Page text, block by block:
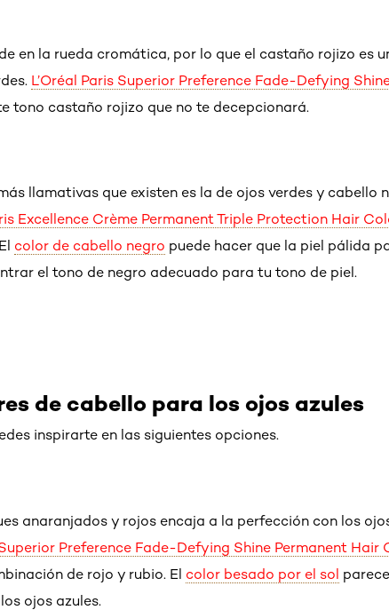
en la rueda cromática, por lo que el castaño rojizo es
L’Oréal Paris Superior Preference Fade-Defying
tono castaño rojizo que no te decepcionará.
llamativas que existen es la de ojos verdes y cabello
Excellence Crème Permanent Triple Protection Hair
color de cabello negro puede hacer que la piel pálida
el tono de negro adecuado para tu tono de piel.
de cabello para los ojos azules
inspirarte en las siguientes opciones.
anaranjados y rojos encaja a la perfección con los
Superior Preference Fade-Defying Shine Permanent Hair
de rojo y rubio. El color besado por el sol
ojos azules.